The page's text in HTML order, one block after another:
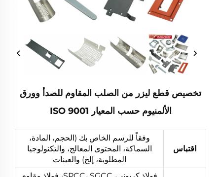
تخصيص قطع ليزر من الصلب المقاوم للصدأ وورق
الألمنيوم حسب المعيار ISO 9001
اقتباس
وفقاً للرسم الخاص بك (الحجم، المادة،
السماكة، المحتوى المعالج، والتكنولوجيا
المطلوبة، إلخ) والعينات